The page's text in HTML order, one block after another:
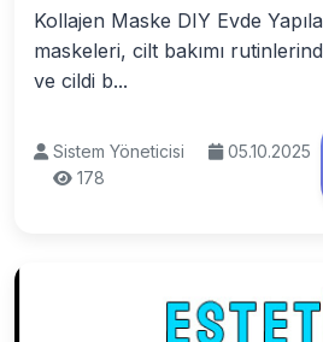
Kollajen Maske DIY Evde
maskeleri, cilt bakımı
ve cildi b...
Sistem Yöneticisi
05.10.2025
178